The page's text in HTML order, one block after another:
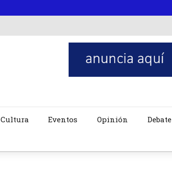
Cultura Eventos Opinión Debate